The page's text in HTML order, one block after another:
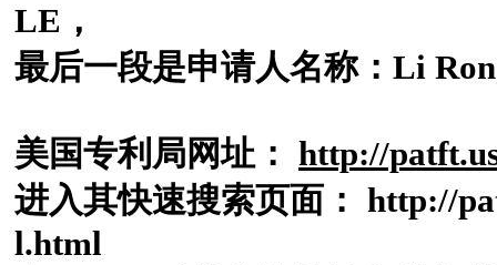
LE，
最后一段是申请人名称：Li
美国专利局网址： http://
进入其快速搜索页面： http://
l.html